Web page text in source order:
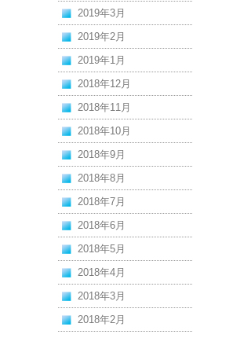
2019年3月
2019年2月
2019年1月
2018年12月
2018年11月
2018年10月
2018年9月
2018年8月
2018年7月
2018年6月
2018年5月
2018年4月
2018年3月
2018年2月